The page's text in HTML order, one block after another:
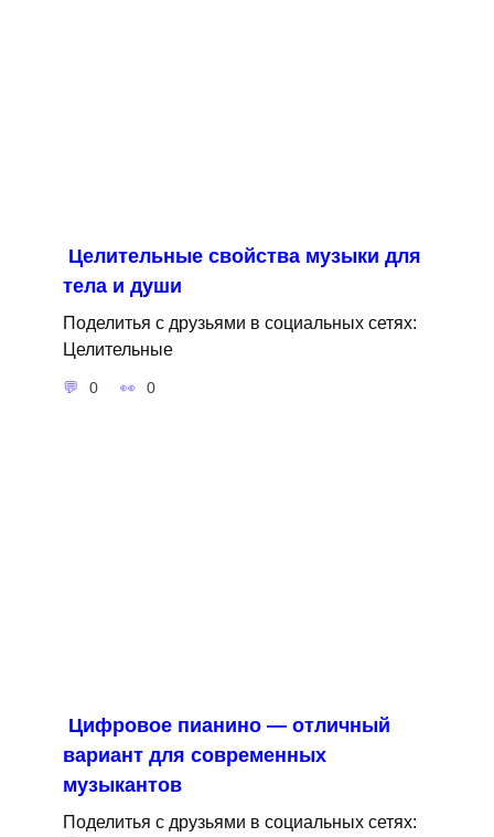
Целительные свойства музыки для
тела и души
Поделитья с друзьями в социальных сетях:
Целительные
0 0
Цифровое пианино — отличный
вариант для современных
музыкантов
Поделитья с друзьями в социальных сетях: